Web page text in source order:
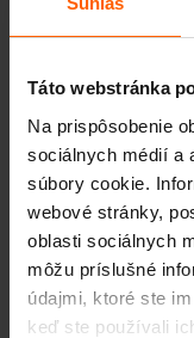
Táto webstránka
Na prispôsobenie
sociálnych médií a
súbory cookie.
webové stránky,
oblasti sociálnych
môžu príslušné
údajmi, ktoré ste
keď ste používali
partnerom a
betón.
Užitočné odkazy
Priečky
Vrchné dosky
Zdvíhacie zariadenia
Manipulačné
Príslušenstvo